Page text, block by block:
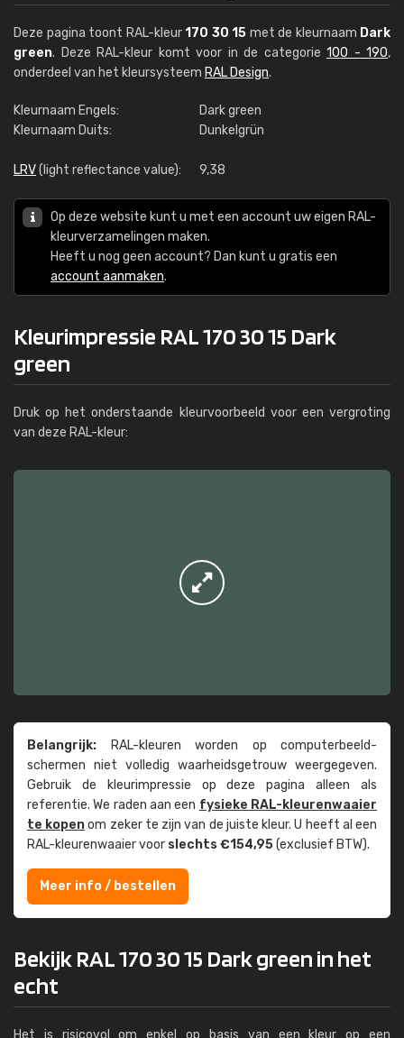
Deze pagina toont RAL-kleur170 30 15 met de kleurnaam Dark
green. Deze RAL-kleur komt voor in de categorie 100 - 190,
onderdeel van het kleursysteem RAL Design.
Kleurnaam Engels:
Dark green
Kleurnaam Duits:
Dunkelgrün
LRV(light reflectance value): 9,38
Op deze website kunt u met een account uw eigen RAL-
kleurverzamelingen maken.
Heeft u nog geen account? Dan kunt u gratis een
account aanmaken.
Kleurimpressie RAL 170 30 15 Dark
green
Druk op het onderstaande kleurvoorbeeld voor een vergroting
van deze RAL-kleur:
Belangrijk: RAL-kleuren worden op computer­beeld­
schermen niet volledig waarheids­­getrouw weer­gegeven.
Gebruik de kleur­impressie op deze pagina alleen als
referentie. We raden aan een fysieke RAL-kleuren­waaier
te kopenom zeker te zijn van de juiste kleur. U heeft al een
RAL-kleuren­waaier voor slechts €154,95(exclusief BTW).
Meer info / bestellen
Bekijk RAL 170 30 15 Dark green in het
echt
Het is risicovol om enkel op basis van een kleur op een